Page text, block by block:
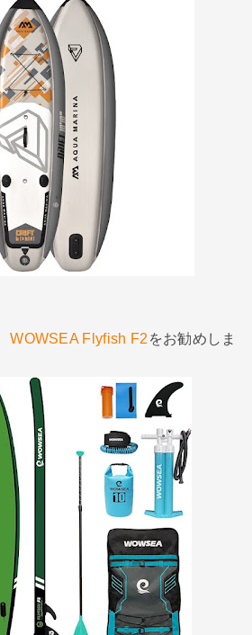
WOWSEA Flyfish F2 をお勧めしま